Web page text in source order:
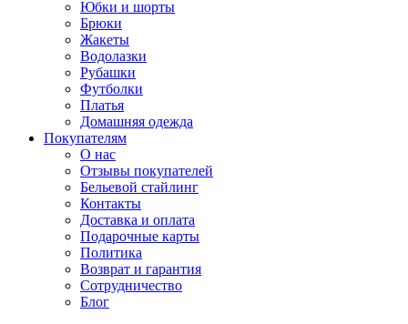
Юбки и шорты
Брюки
Жакеты
Водолазки
Рубашки
Футболки
Платья
Домашняя одежда
Покупателям
О нас
Отзывы покупателей
Бельевой стайлинг
Контакты
Доставка и оплата
Подарочные карты
Политика
Возврат и гарантия
Сотрудничество
Блог